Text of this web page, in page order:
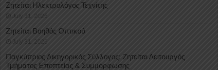
Ζητείται Ηλεκτρολόγος Τεχνίτης
July 31, 2026
Ζητείται Βοηθός Οπτικού
July 31, 2026
Παγκύπριος Δικηγορικός Σύλλογος: Ζητείται Λειτουργός
Τμήματος Εποπτείας & Συμμόρφωσης